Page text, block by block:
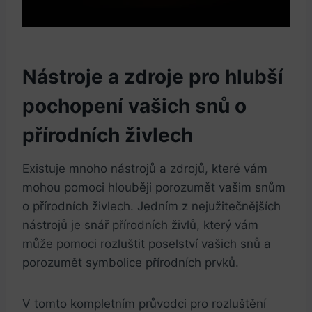
Nástroje a zdroje pro hlubší
pochopení vašich snů o
přírodních živlech
Existuje mnoho nástrojů a zdrojů, které vám
mohou pomoci hlouběji porozumět vašim snům
o přírodních živlech. Jedním z nejužitečnějších
nástrojů je snář přírodních živlů, který vám
může pomoci rozluštit poselství vašich snů a
porozumět symbolice přírodních prvků.
V tomto kompletním průvodci pro rozluštění